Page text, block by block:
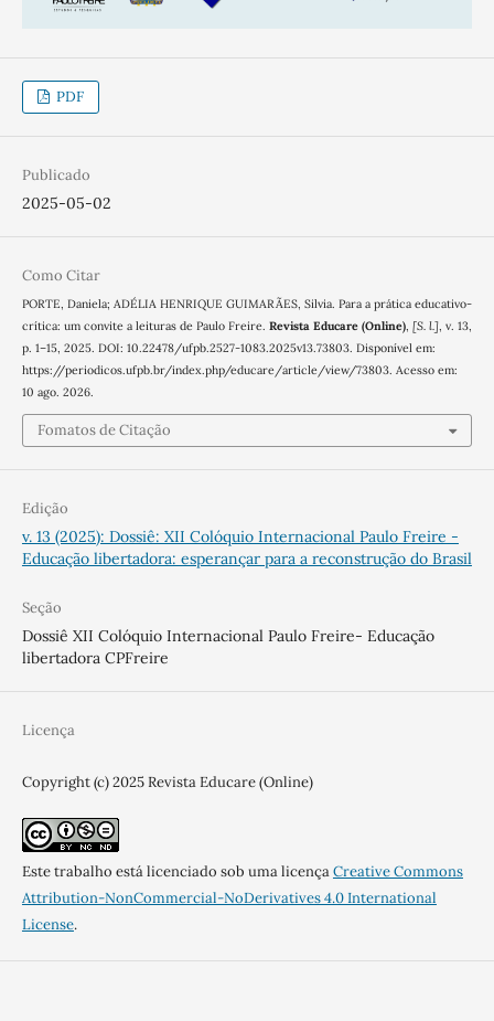
PDF
Publicado
2025-05-02
Como Citar
PORTE, Daniela; ADÉLIA HENRIQUE GUIMARÃES, Silvia. Para a prática educativo-
crítica: um convite a leituras de Paulo Freire. Revista Educare (Online), [S. l.], v. 13,
p. 1–15, 2025. DOI: 10.22478/ufpb.2527-1083.2025v13.73803. Disponível em:
https://periodicos.ufpb.br/index.php/educare/article/view/73803. Acesso em:
10 ago. 2026.
Fomatos de Citação
Edição
v. 13 (2025): Dossiê: XII Colóquio Internacional Paulo Freire -
Educação libertadora: esperançar para a reconstrução do Brasil
Seção
Dossiê XII Colóquio Internacional Paulo Freire- Educação
libertadora CPFreire
Licença
Copyright (c) 2025 Revista Educare (Online)
Este trabalho está licenciado sob uma licençaCreative Commons
Attribution-NonCommercial-NoDerivatives 4.0 International
License.